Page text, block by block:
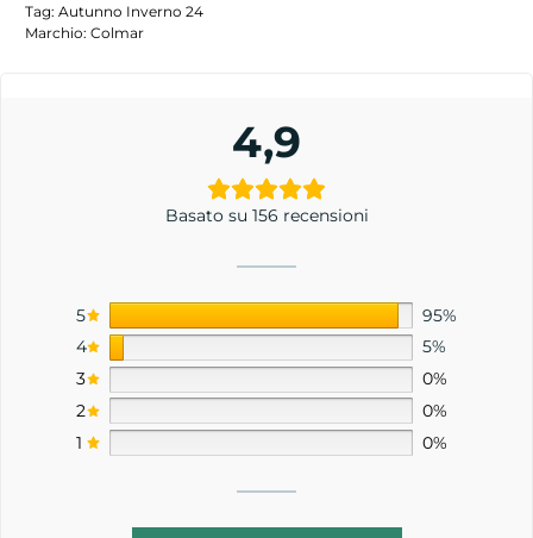
Tag: Autunno Inverno 24
Marchio: Colmar
4,9
Basato su 156 recensioni
5
95%
4
5%
3
0%
2
0%
1
0%